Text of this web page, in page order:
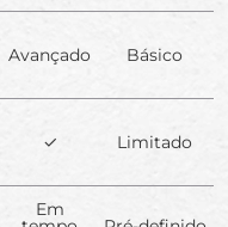
Avançado Básico
✓ Limitado
Em